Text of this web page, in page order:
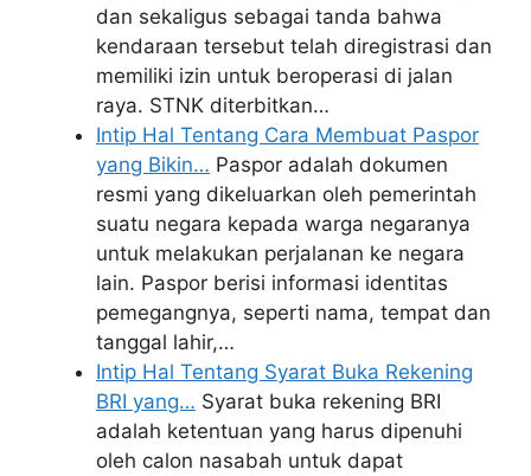
dan sekaligus sebagai tanda bahwa
kendaraan tersebut telah diregistrasi dan
memiliki izin untuk beroperasi di jalan
raya. STNK diterbitkan…
Intip Hal Tentang Cara Membuat Paspor
yang Bikin… Paspor adalah dokumen
resmi yang dikeluarkan oleh pemerintah
suatu negara kepada warga negaranya
untuk melakukan perjalanan ke negara
lain. Paspor berisi informasi identitas
pemegangnya, seperti nama, tempat dan
tanggal lahir,…
Intip Hal Tentang Syarat Buka Rekening
BRI yang… Syarat buka rekening BRI
adalah ketentuan yang harus dipenuhi
oleh calon nasabah untuk dapat